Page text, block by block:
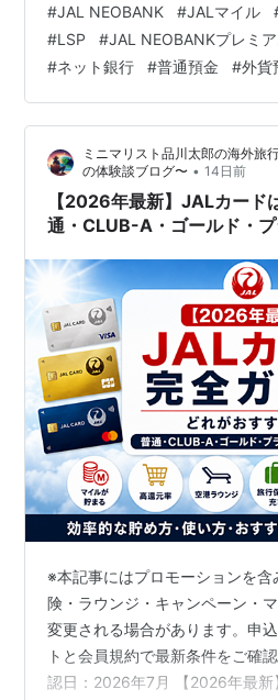
NEOBANKでマイルを貯める方
ル貯まる？ ⑤外貨普通預金で何
NEOBANKでLSPを貯める方法
アムとは？ ⑧プレミアムの年
金残高別にプレミ…
#JAL NEOBANK #JALマイル
#LSP #JAL NEOBANKプレミア
#ネット銀行 #普通預金 #外貨
ミニマリスト品川太郎の海外旅
の体験談ブログ〜 • 14日前
【2026年最新】JALカード
通・CLUB-A・ゴールド・
※本記事にはプロモーションを
険・ラウンジ・キャンペーン・
変更される場合があります。申
トと会員規約で最新条件をご確
認日：2026年7月 【2026年最新